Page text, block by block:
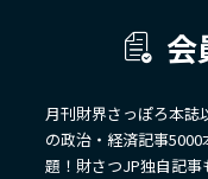
会
月刊財界さっぽろ本誌
の政治・経済記事
題！財さつJP独自記事